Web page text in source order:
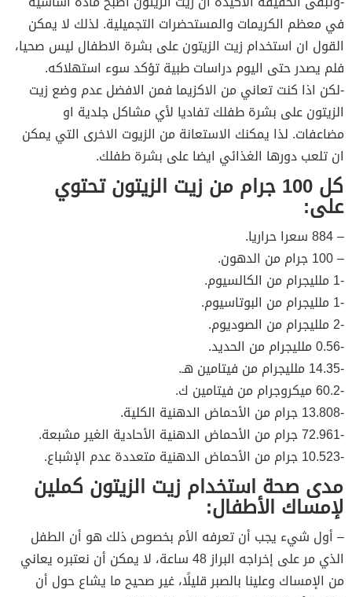
في معظم الكريمات والمستحضرات التجميلية. لذلك لا يمكن
القول ان استخدام زيت الزيتون على بشرة الاطفال ليس صحيا،
فلم يصدر حتى اليوم دراسات طبية تؤكد سوء استهلاكه.
-لكن اذا كنت تعاني من الاكزيما فمن الافضل عدم وضع زيت
الزيتون على بشرة طفلك تفاديا لأي مشاكل جلدية او
مضاعفات. لذا يمكنك الاستعانة من الزيوت الاخرى التي يمكن
ان تلعب دورها الغذائي ايضا على بشرة طفلك.
كل 100 جرام من زيت الزيتون تحتوي
على:
– 884 سعرا حراريا.
– 100 جرام من الدهون.
-1 ملليجرام من الكالسيوم.
-1 ملليجرام من البوتاسيوم.
-2 ملليجرام من الصوديوم.
-0.56 ملليجرام من الحديد.
-14.35 ملليجرام من فيتامين هـ.
-60.2 ميكروجرام من فيتامين ك.
-13.808 جرام من الأحماض الدهنية الكلية.
-72.961 جرام من الأحماض الدهنية الأحادية الغير مشبعة.
-10.523 جرام من الأحماض الدهنية متعددة عدم الإشباع.
مدى صحة استخدام زيت الزيتون كملين
لإمساك الأطفال:
– أول شيء يجب أن تعرفه الأم بخصوص ذلك هو أن الطفل
الذي مر على إخراجه البراز 48 ساعة، لا يمكن أن نعتبره يعاني
من الإمساك وعلينا بالصبر قليلًا، غير صحيح ما يشاع حول أن